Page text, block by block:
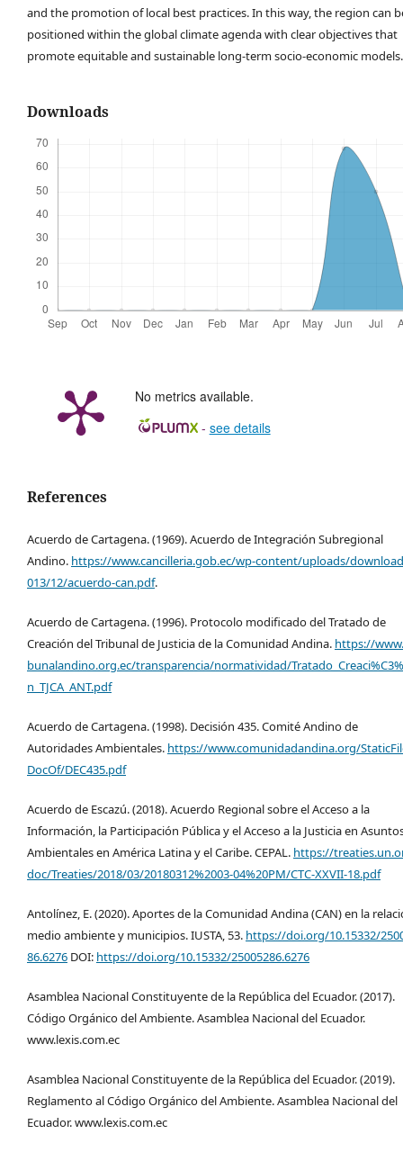
and the promotion of local best practices. In this way, the region can
positioned within the global climate agenda with clear objectives that
promote equitable and sustainable long-term socio-economic models.
Downloads
No metrics available.
- see details
References
Acuerdo de Cartagena. (1969). Acuerdo de Integración Subregional
Andino. https://www.cancilleria.gob.ec/wp-content/uploads/
013/12/acuerdo-can.pdf.
Acuerdo de Cartagena. (1996). Protocolo modificado del Tratado de
Creación del Tribunal de Justicia de la Comunidad Andina. https://
bunalandino.org.ec/transparencia/normatividad/
n_TJCA_ANT.pdf
Acuerdo de Cartagena. (1998). Decisión 435. Comité Andino de
Autoridades Ambientales. https://www.comunidadandina.org/
DocOf/DEC435.pdf
Acuerdo de Escazú. (2018). Acuerdo Regional sobre el Acceso a la
Información, la Participación Pública y el Acceso a la Justicia en
Ambientales en América Latina y el Caribe. CEPAL. https://
doc/Treaties/2018/03/20180312%2003-04%20PM/CTC-XXVII-18.pdf
Antolínez, E. (2020). Aportes de la Comunidad Andina (CAN) en la
medio ambiente y municipios. IUSTA, 53. https://doi.org/10.15332/
86.6276 DOI: https://doi.org/10.15332/25005286.6276
Asamblea Nacional Constituyente de la República del Ecuador. (2017).
Código Orgánico del Ambiente. Asamblea Nacional del Ecuador.
www.lexis.com.ec
Asamblea Nacional Constituyente de la República del Ecuador. (2019).
Reglamento al Código Orgánico del Ambiente. Asamblea Nacional del
Ecuador. www.lexis.com.ec